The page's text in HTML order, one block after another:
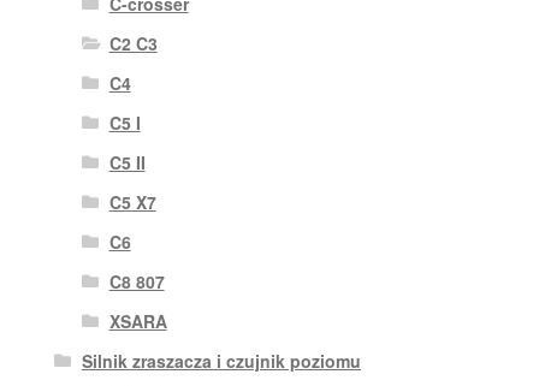
C2 C3
C4
C5 I
C5 II
C5 X7
C6
C8 807
XSARA
Silnik zraszacza i czujnik poziomu